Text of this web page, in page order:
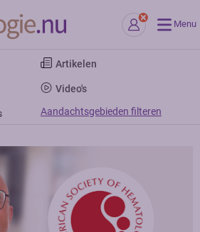
Menu
Artikelen
Video's
Aandachtsgebieden filteren